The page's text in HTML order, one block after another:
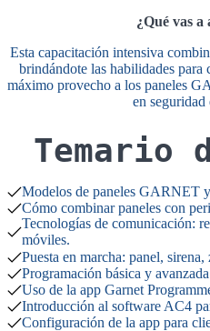
¿Qué vas a
Esta capacitación intensiva
brindándote las habilidades para
máximo provecho a los paneles
en seguridad
Temario
Modelos de paneles GARNET
Cómo combinar paneles con
Tecnologías de comunicación:
móviles.
Puesta en marcha: panel,
Programación básica y
Uso de la app Garnet
Introducción al software AC4
Configuración de la app para